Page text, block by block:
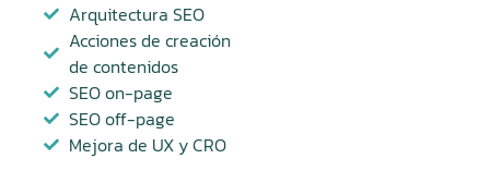
Arquitectura SEO
Acciones de creación
de contenidos
SEO on-page
SEO off-page
Mejora de UX y CRO